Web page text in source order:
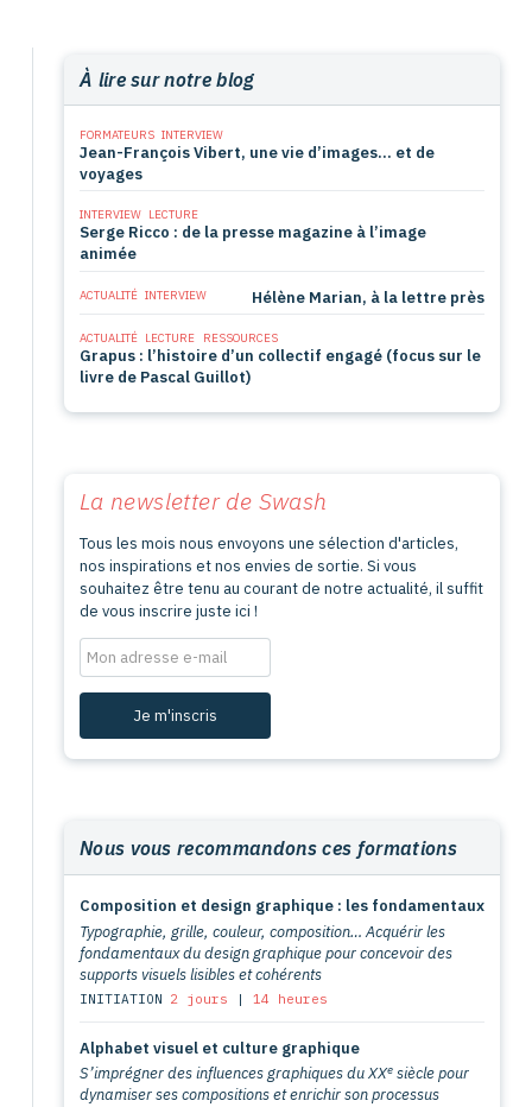
À lire sur notre blog
FORMATEURS INTERVIEW
Jean-François Vibert, une vie d’images… et de
voyages
INTERVIEW LECTURE
Serge Ricco : de la presse magazine à l’image
animée
ACTUALITÉ INTERVIEW Hélène Marian, à la lettre près
ACTUALITÉ LECTURE RESSOURCES
Grapus : l’histoire d’un collectif engagé (focus sur le
livre de Pascal Guillot)
La newsletter de Swash
Tous les mois nous envoyons une sélection d'articles,
nos inspirations et nos envies de sortie. Si vous
souhaitez être tenu au courant de notre actualité, il suffit
de vous inscrire juste ici !
Nous vous recommandons ces formations
Composition et design graphique : les fondamentaux
Typographie, grille, couleur, composition… Acquérir les
fondamentaux du design graphique pour concevoir des
supports visuels lisibles et cohérents
INITIATION 2 jours |14 heures
Alphabet visuel et culture graphique
S’imprégner des influences graphiques du XXesiècle pour
dynamiser ses compositions et enrichir son processus